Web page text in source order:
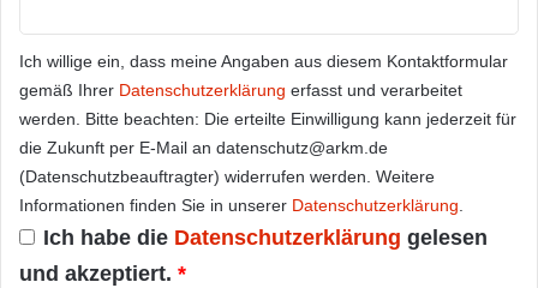
Ich willige ein, dass meine Angaben aus diesem Kontaktformular
gemäß Ihrer Datenschutzerklärung erfasst und verarbeitet
werden. Bitte beachten: Die erteilte Einwilligung kann jederzeit für
die Zukunft per E-Mail an datenschutz@arkm.de
(Datenschutzbeauftragter) widerrufen werden. Weitere
Informationen finden Sie in unserer Datenschutzerklärung
Ich habe die Datenschutzerklärung gelesen
und akzeptiert. *